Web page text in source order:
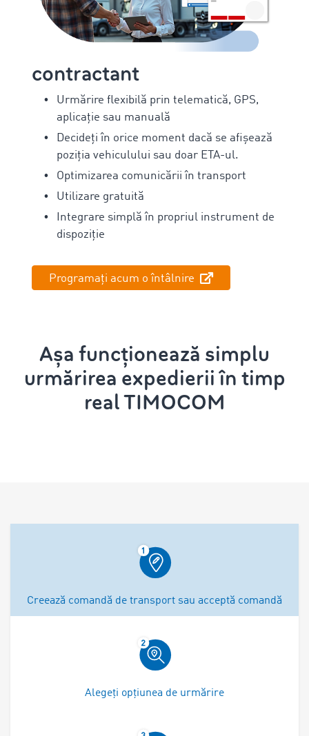
contractant
Urmărire flexibilă prin telematică, GPS,
aplicație sau manuală
Decideți în orice moment dacă se afișează
poziția vehiculului sau doar ETA-ul.
Optimizarea comunicării în transport
Utilizare gratuită
Integrare simplă în propriul instrument de
dispoziție
Programați acum o întâlnire
Așa funcționează simplu
urmărirea expedierii în timp
real TIMOCOM
Creează comandă de transport sau acceptă comandă
Alegeți opțiunea de urmărire